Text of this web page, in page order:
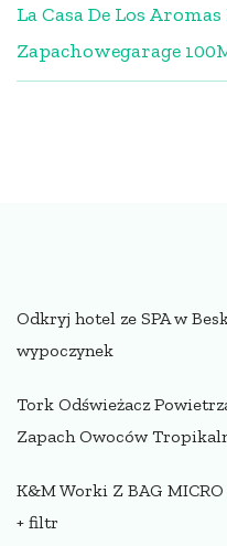
La Casa De Los
Zapachowegarage
Odkryj hotel ze SPA w
wypoczynek
Tork Odświeżacz
Zapach Owoców
K&M Worki Z BAG
+ filtr